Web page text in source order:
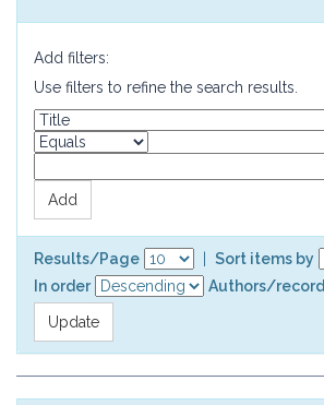
Add filters:
Use filters to refine the search results.
Results/Page
Sort items by
In order
Authors/record